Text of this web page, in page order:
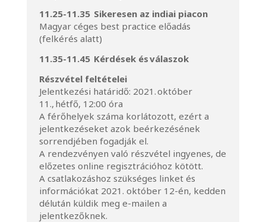
11.25-11.35 Sikeresen az indiai piacon
Magyar céges best practice előadás
(felkérés alatt)
11.35-11.45 Kérdések és válaszok
Részvétel feltételei
Jelentkezési határidő: 2021. október
11., hétfő, 12:00 óra
A férőhelyek száma korlátozott, ezért a
jelentkezéseket azok beérkezésének
sorrendjében fogadják el.
A rendezvényen való részvétel ingyenes, de
előzetes online regisztrációhoz kötött.
A csatlakozáshoz szükséges linket és
információkat 2021. október 12-én, kedden
délután küldik meg e-mailen a
jelentkezőknek.